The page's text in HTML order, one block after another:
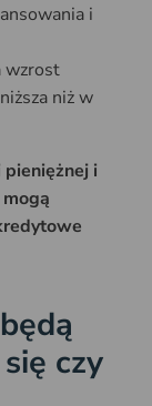
i
wzrost
niż w
i
czy